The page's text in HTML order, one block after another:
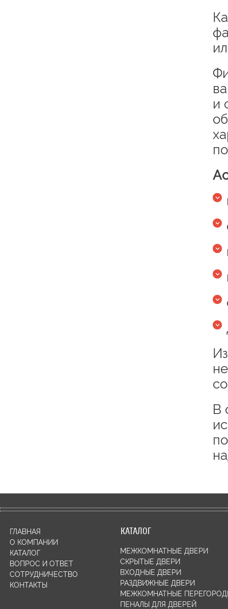
и
В
ГЛАВНАЯ
О КОМПАНИИ
КАТАЛОГ
ВОПРОС И ОТВЕТ
СОТРУДНИЧЕСТВО
КОНТАКТЫ
КАТАЛОГ
МЕЖКОМНАТНЫЕ ДВЕРИ
СКРЫТЫЕ ДВЕРИ
ВХОДНЫЕ ДВЕРИ
РАЗДВИЖНЫЕ ДВЕРИ
МЕЖКОМНАТНЫЕ
ПЕНАЛЫ ДЛЯ ДВЕРЕЙ